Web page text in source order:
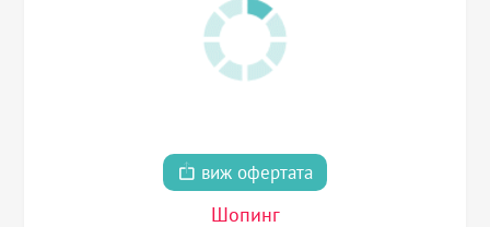
виж офертата
Шопинг